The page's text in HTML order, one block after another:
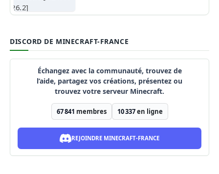
DISCORD DE MINECRAFT-FRANCE
Échangez avec la communauté, trouvez de
l’aide, partagez vos créations, présentez ou
trouvez votre serveur Minecraft.
67 841 membres 10 337en ligne
REJOINDRE MINECRAFT-FRANCE